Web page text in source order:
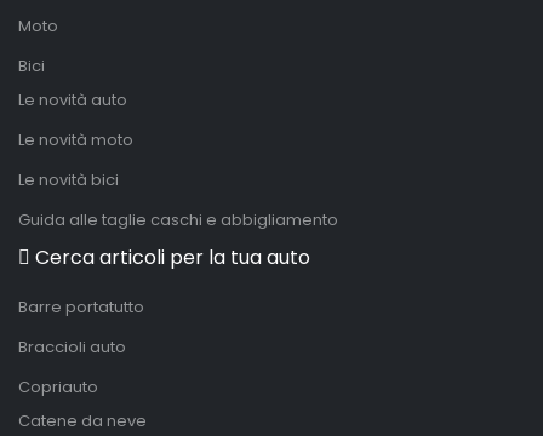
Moto
Bici
Le novità auto
Le novità moto
Le novità bici
Guida alle taglie caschi e abbigliamento
Cerca articoli per la tua auto
Barre portatutto
Braccioli auto
Copriauto
Catene da neve